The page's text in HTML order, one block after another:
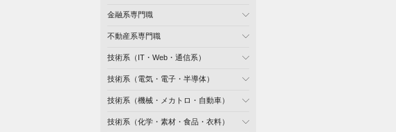
金融系専門職
不動産系専門職
技術系（IT・Web・通信系）
技術系（電気・電子・半導体）
技術系（機械・メカトロ・自動車）
技術系（化学・素材・食品・衣料）